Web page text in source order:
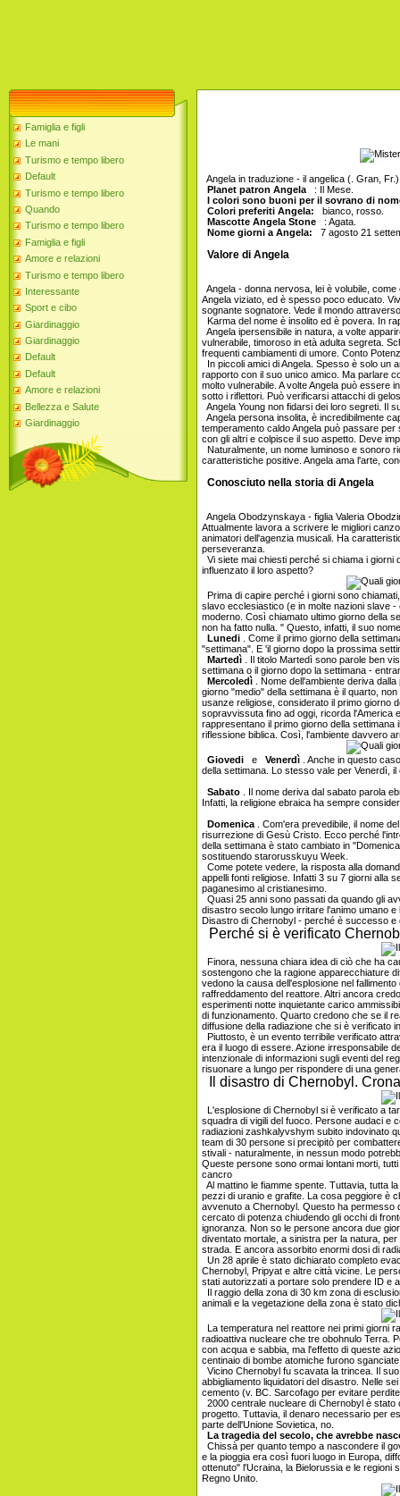
Famiglia e figli
Le mani
Turismo e tempo libero
Default
Turismo e tempo libero
Quando
Turismo e tempo libero
Famiglia e figli
Amore e relazioni
Turismo e tempo libero
Interessante
Sport e cibo
Giardinaggio
Giardinaggio
Default
Default
Amore e relazioni
Bellezza e Salute
Giardinaggio
Angela in traduzione - il angelica (. Gran,
Planet patron Angela
: Il Mese.
I colori sono buoni per il sovrano di
Colori preferiti Angela:
bianco, rosso.
Mascotte Angela Stone
: Agata.
Nome giorni a Angela:
7 agosto 21
Valore di Angela
Angela - donna nervosa, lei è volubile,
Angela viziato, ed è spesso poco educato.
sognante sognatore. Vede il mondo
Karma del nome è insolito ed è povera. In
Angela ipersensibile in natura, a volte
vulnerabile, timoroso in età adulta segreta.
frequenti cambiamenti di umore. Conto
In piccoli amici di Angela. Spesso è solo un
rapporto con il suo unico amico. Ma parlare
molto vulnerabile. A volte Angela può essere
sotto i riflettori. Può verificarsi attacchi di
Angela Young non fidarsi dei loro segreti. Il
Angela persona insolita, è incredibilmente
temperamento caldo Angela può passare
con gli altri e colpisce il suo aspetto. Deve
Naturalmente, un nome luminoso e sonoro
caratteristiche positive. Angela ama l'arte,
Conosciuto nella storia di Angela
Angela Obodzynskaya - figlia Valeria
Attualmente lavora a scrivere le migliori
animatori dell'agenzia musicali. Ha
perseveranza.
Vi siete mai chiesti perché si chiama i
influenzato il loro aspetto?
Prima di capire perché i giorni sono
slavo ecclesiastico (e in molte nazioni slave
moderno. Così chiamato ultimo giorno della
non ha fatto nulla. " Questo, infatti, il suo
Lunedi
. Come il primo giorno della
"settimana". E 'il giorno dopo la prossima
Martedì
. Il titolo Martedì sono parole ben
settimana o il giorno dopo la settimana -
Mercoledì
. Nome dell'ambiente deriva
giorno "medio" della settimana è il quarto,
usanze religiose, considerato il primo giorno
sopravvissuta fino ad oggi, ricorda l'America
rappresentano il primo giorno della
riflessione biblica. Così, l'ambiente davvero
Giovedi e Venerdì
. Anche in questo
della settimana. Lo stesso vale per Venerdì,
Sabato
. Il nome deriva dal sabato parola
Infatti, la religione ebraica ha sempre
Domenica
. Com'era prevedibile, il nome
risurrezione di Gesù Cristo. Ecco perché
della settimana è stato cambiato in
sostituendo starorusskuyu Week.
Come potete vedere, la risposta alla
appelli fonti religiose. Infatti 3 su 7 giorni alla
paganesimo al cristianesimo.
Quasi 25 anni sono passati da quando gli
disastro secolo lungo irritare l'animo umano
Disastro di Chernobyl - perché è successo
Perché si è verificato
Finora, nessuna chiara idea di ciò che ha
sostengono che la ragione apparecchiature
vedono la causa dell'esplosione nel
raffreddamento del reattore. Altri ancora
esperimenti notte inquietante carico
di funzionamento. Quarto credono che se il
diffusione della radiazione che si è verificato
Piuttosto, è un evento terribile verificato
era il luogo di essere. Azione irresponsabile
intenzionale di informazioni sugli eventi del
risuonare a lungo per rispondere di una
Il disastro di Chernobyl.
L'esplosione di Chernobyl si è verificato a
squadra di vigili del fuoco. Persone audaci e
radiazioni zashkalyvshym subito indovinato
team di 30 persone si precipitò per
stivali - naturalmente, in nessun modo
Queste persone sono ormai lontani morti,
cancro
Al mattino le fiamme spente. Tuttavia, tutta
pezzi di uranio e grafite. La cosa peggiore è
avvenuto a Chernobyl. Questo ha permesso
cercato di potenza chiudendo gli occhi di
ignoranza. Non so le persone ancora due
diventato mortale, a sinistra per la natura,
strada. E ancora assorbito enormi dosi di
Un 28 aprile è stato dichiarato completo
Chernobyl, Pripyat e altre città vicine. Le
stati autorizzati a portare solo prendere ID e
Il raggio della zona di 30 km zona di
animali e la vegetazione della zona è stato
La temperatura nel reattore nei primi giorni
radioattiva nucleare che tre obohnulo Terra.
con acqua e sabbia, ma l'effetto di queste
centinaio di bombe atomiche furono
Vicino Chernobyl fu scavata la trincea. Il
abbigliamento liquidatori del disastro. Nelle
cemento (v. BC. Sarcofago per evitare
2000 centrale nucleare di Chernobyl è
progetto. Tuttavia, il denaro necessario per
parte dell'Unione Sovietica, no.
La tragedia del secolo, che avrebbe
Chissà per quanto tempo a nascondere il
e la pioggia era così fuori luogo in Europa,
ottenuto" l'Ucraina, la Bielorussia e le regioni
Regno Unito.